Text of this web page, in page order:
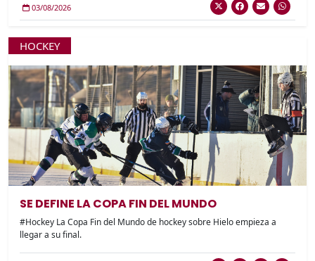
03/08/2026
HOCKEY
SE DEFINE LA COPA FIN DEL MUNDO
#Hockey La Copa Fin del Mundo de hockey sobre Hielo empieza a
llegar a su final.